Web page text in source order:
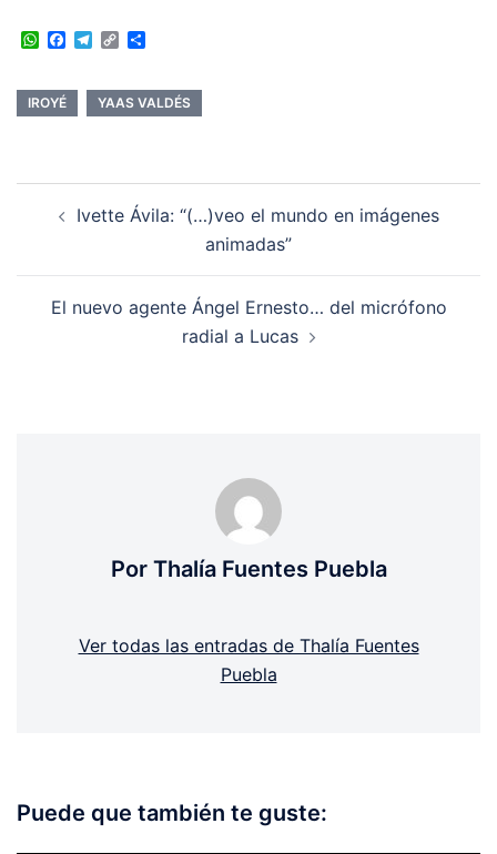
WhatsApp
Facebook
Telegram
Copy
IROYÉ YAAS VALDÉS
Navegación
Ivette Ávila: “(…)veo el mundo en imágenes
animadas”
El nuevo agente Ángel Ernesto… del micrófono
radial a Lucas
Por Thalía Fuentes Puebla
Ver todas las entradas de Thalía Fuentes
Puebla
Puede que también te guste: